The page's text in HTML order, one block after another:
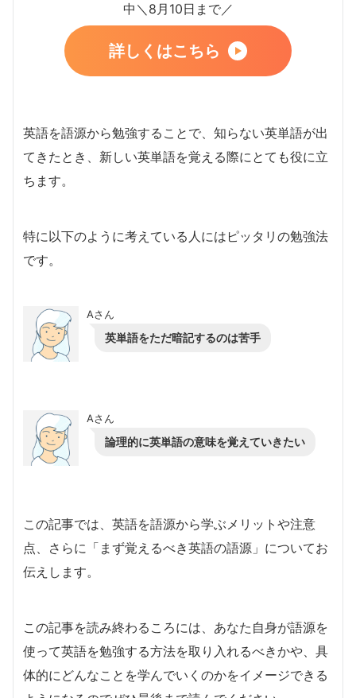
中＼8月10日まで／
詳しくはこちら
英語を語源から勉強することで、知らない英単語が出
てきたとき、新しい英単語を覚える際にとても役に立
ちます。
特に以下のように考えている人にはピッタリの勉強法
です。
Aさん
英単語をただ暗記するのは苦手
Aさん
論理的に英単語の意味を覚えていきたい
この記事では、英語を語源から学ぶメリットや注意
点、さらに「まず覚えるべき英語の語源」についてお
伝えします。
この記事を読み終わるころには、あなた自身が語源を
使って英語を勉強する方法を取り入れるべきかや、具
体的にどんなことを学んでいくのかをイメージできる